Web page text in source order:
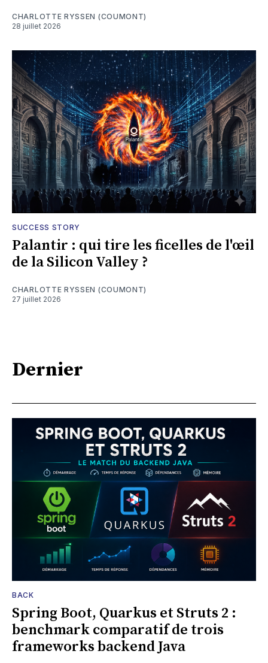
CHARLOTTE RYSSEN (COUMONT)
28 juillet 2026
SUCCESS STORY
Palantir : qui tire les ficelles de l'œil
de la Silicon Valley ?
CHARLOTTE RYSSEN (COUMONT)
27 juillet 2026
Dernier
BACK
Spring Boot, Quarkus et Struts 2 :
benchmark comparatif de trois
frameworks backend Java